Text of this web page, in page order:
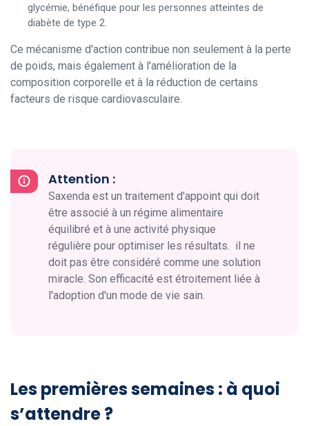
glycémie, bénéfique pour les personnes atteintes de
diabète de type 2.
Ce mécanisme d'action contribue non seulement à la perte
de poids, mais également à l'amélioration de la
composition corporelle et à la réduction de certains
facteurs de risque cardiovasculaire.
Attention :
Saxenda est un traitement d'appoint qui doit
être associé à un régime alimentaire
équilibré et à une activité physique
régulière pour optimiser les résultats. il ne
doit pas être considéré comme une solution
miracle. Son efficacité est étroitement liée à
l'adoption d'un mode de vie sain.
Les premières semaines : à quoi
s’attendre ?